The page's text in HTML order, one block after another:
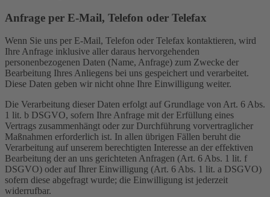
Anfrage per E-Mail, Telefon oder Telefax
Wenn Sie uns per E-Mail, Telefon oder Telefax kontaktieren, wird
Ihre Anfrage inklusive aller daraus hervorgehenden
personenbezogenen Daten (Name, Anfrage) zum Zwecke der
Bearbeitung Ihres Anliegens bei uns gespeichert und verarbeitet.
Diese Daten geben wir nicht ohne Ihre Einwilligung weiter.
Die Verarbeitung dieser Daten erfolgt auf Grundlage von Art. 6 Abs.
1 lit. b DSGVO, sofern Ihre Anfrage mit der Erfüllung eines
Vertrags zusammenhängt oder zur Durchführung vorvertraglicher
Maßnahmen erforderlich ist. In allen übrigen Fällen beruht die
Verarbeitung auf unserem berechtigten Interesse an der effektiven
Bearbeitung der an uns gerichteten Anfragen (Art. 6 Abs. 1 lit. f
DSGVO) oder auf Ihrer Einwilligung (Art. 6 Abs. 1 lit. a DSGVO)
sofern diese abgefragt wurde; die Einwilligung ist jederzeit
widerrufbar.